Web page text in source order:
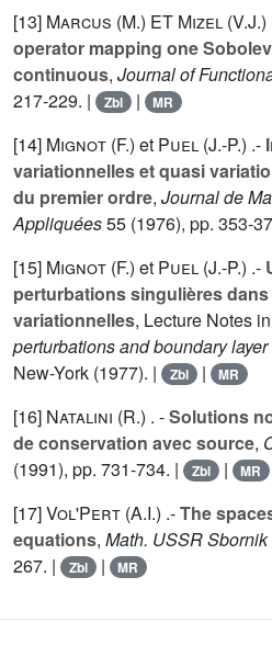
[13] Marcus (M.) ET Mizel (V.J.)
operator mapping one
continuous, Journal of
217-229. |
Zbl | MR
[14] Mignot (F.) et Puel (J.-P.) .-
variationnelles et quasi
du premier ordre, Journal de
Appliquées55 (1976), pp. 353-
[15] Mignot (F.) et Puel (J.-P.) .-
perturbations singulières
variationnelles, Lecture Notes
perturbations and boundary
New-York (1977). |
Zbl | MR
[16] Natalini (R.) . -Solutions
de conservation avec source,
(1991), pp. 731-734. |
Zbl | MR
[17]Vol'Pert (A.I.) .-The
equations, Math. USSR Sbornik
267. |
Zbl | MR